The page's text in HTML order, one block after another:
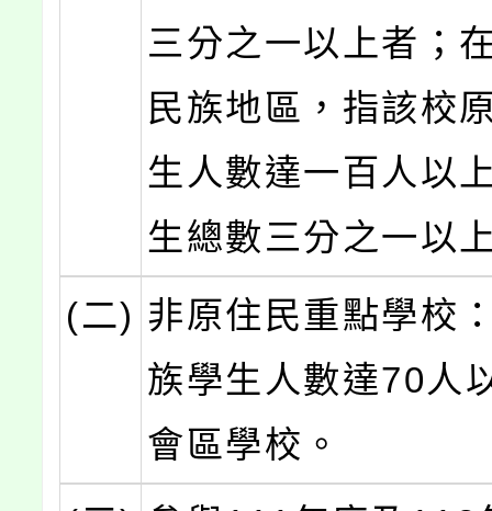
三分之一以上者；
民族地區，指該校
生人數達一百人以
生總數三分之一以
(二) 非原住民重點學校
族學生人數達70人
會區學校。